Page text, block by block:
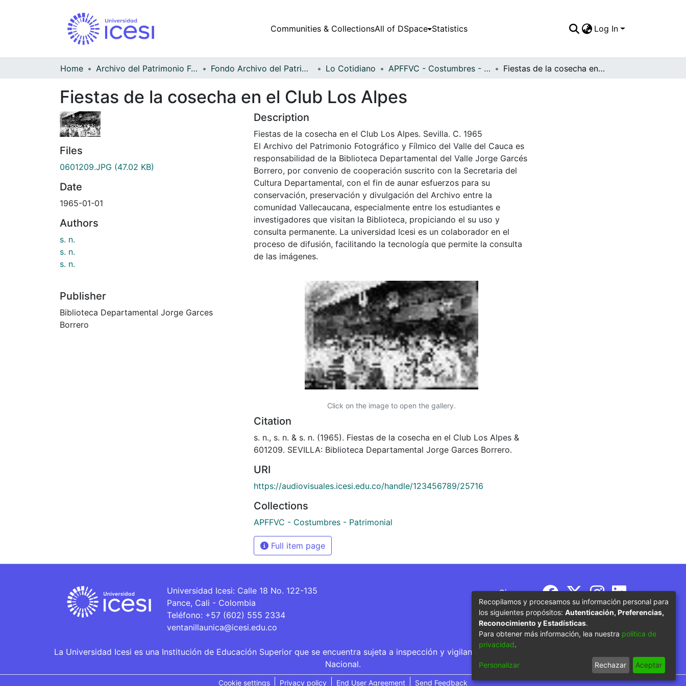
Communities & CollectionsAll of DSpace Statistics Log In
Home Archivo del Patrimonio Fotográfico y Fílmico del Valle del Cauca Fondo Archivo del Patrimonio Fotográfico y Fílmico del Valle del Cauca Lo Cotidiano APFFVC - Costumbres - Patrimonial Fiestas de la cosecha en el Club Los Alpes
Fiestas de la cosecha en el Club Los Alpes
Files
0601209.JPG (47.02 KB)
Date
1965-01-01
Authors
s. n.
s. n.
s. n.
Publisher
Biblioteca Departamental Jorge Garces
Borrero
Description
Fiestas de la cosecha en el Club Los Alpes. Sevilla. C. 1965
El Archivo del Patrimonio Fotográfico y Fílmico del Valle del Cauca es
responsabilidad de la Biblioteca Departamental del Valle Jorge Garcés
Borrero, por convenio de cooperación suscrito con la Secretaria del
Cultura Departamental, con el fin de aunar esfuerzos para su
conservación, preservación y divulgación del Archivo entre la
comunidad Vallecaucana, especialmente entre los estudiantes e
investigadores que visitan la Biblioteca, propiciando el su uso y
consulta permanente. La universidad Icesi es un colaborador en el
proceso de difusión, facilitando la tecnología que permite la consulta
de las imágenes.
Click on the image to open the gallery.
Citation
s. n., s. n. & s. n. (1965). Fiestas de la cosecha en el Club Los Alpes &
601209. SEVILLA: Biblioteca Departamental Jorge Garces Borrero.
URI
https://audiovisuales.icesi.edu.co/handle/123456789/25716
Collections
APFFVC - Costumbres - Patrimonial
Full item page
Universidad Icesi: Calle 18 No. 122-135
Pance, Cali - Colombia
Teléfono: +57 (602) 555 2334
ventanillaunica@icesi.edu.co
Síguenos
La Universidad Icesi es una Institución de Educación Superior que se encuentra sujeta a inspección y vigilancia por parte del Ministerio de Educación
Nacional.
Cookie settings Privacy policy End User Agreement Send Feedback
Recopilamos y procesamos su información personal para
los siguientes propósitos: Autenticación, Preferencias,
Reconocimiento y Estadísticas.
Para obtener más información, lea nuestra política de
privacidad.
Personalizar Rechazar Aceptar